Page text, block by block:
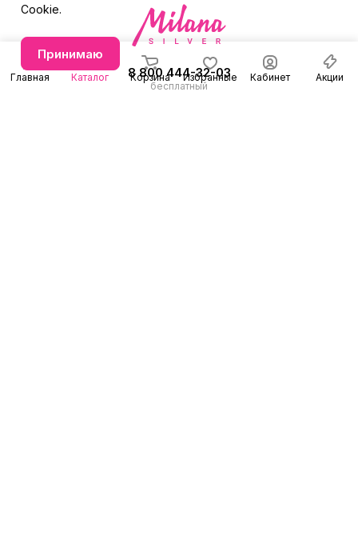
Главная Каталог Корзина Избранные Кабинет Акции
8 800 444-32-03
бесплатный
Cookie.
Принимаю